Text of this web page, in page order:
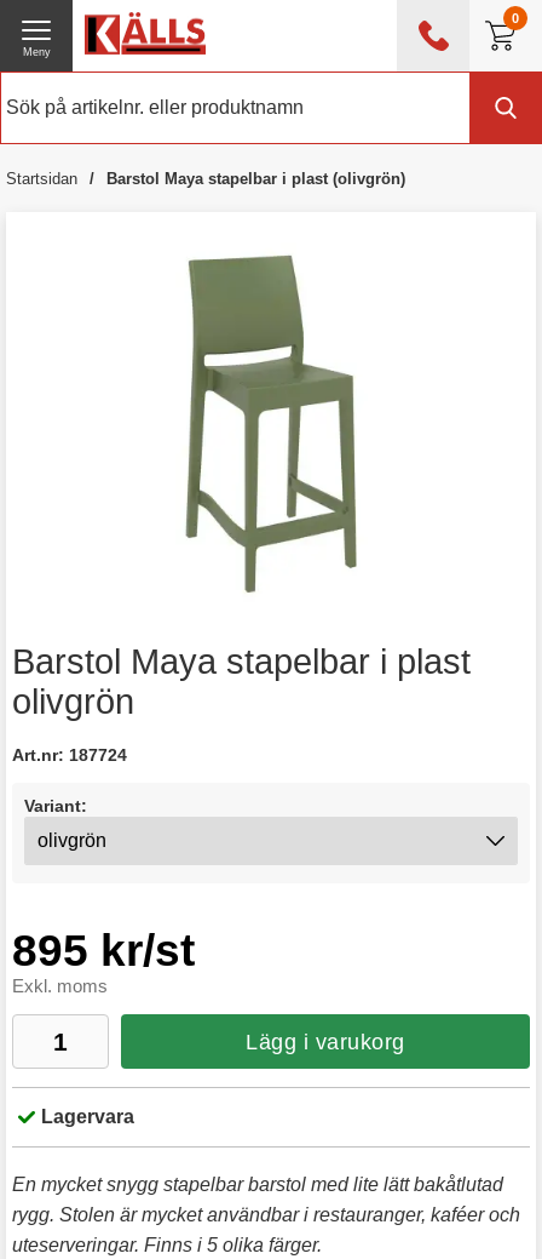
0
0476 - 214 80
Meny
Startsidan Barstol Maya stapelbar i plast (olivgrön)
Barstol Maya stapelbar i plast
olivgrön
Art.nr: 187724
Variant:
895 kr/st
Exkl. moms
Lägg i varukorg
Lagervara
En mycket snygg stapelbar barstol med lite lätt bakåtlutad
rygg. Stolen är mycket användbar i restauranger, kaféer och
uteserveringar. Finns i 5 olika färger.